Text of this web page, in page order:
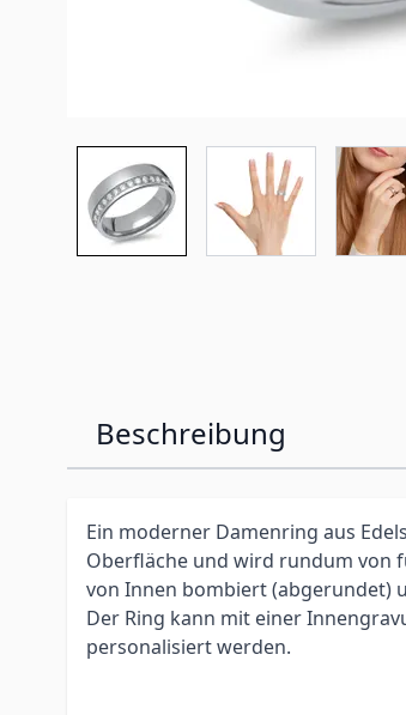
Beschreibung
Ein moderner Damenring aus
Oberfläche und wird rundum von
von Innen bombiert (abgerundet)
Der Ring kann mit einer
personalisiert werden.